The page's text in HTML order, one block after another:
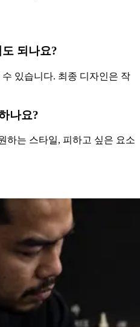
되나요?
있습니다. 최종 디자인은 작
나요?
하는 스타일, 피하고 싶은 요소